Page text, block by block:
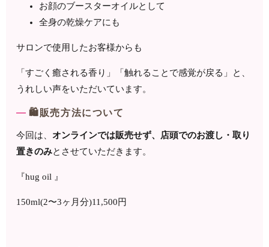
お顔のブースターオイルとして
全身の乾燥ケアにも
サロンで使用したお客様からも
「すごく癒される香り」「触れることで感覚が戻る」と、
うれしい声をいただいています。
🛍販売方法について
今回は、オンラインでは販売せず、店頭でのお渡し・取り
置きのみとさせていただきます。
『hug oil 』
150ml(2〜3ヶ月分)11,500円